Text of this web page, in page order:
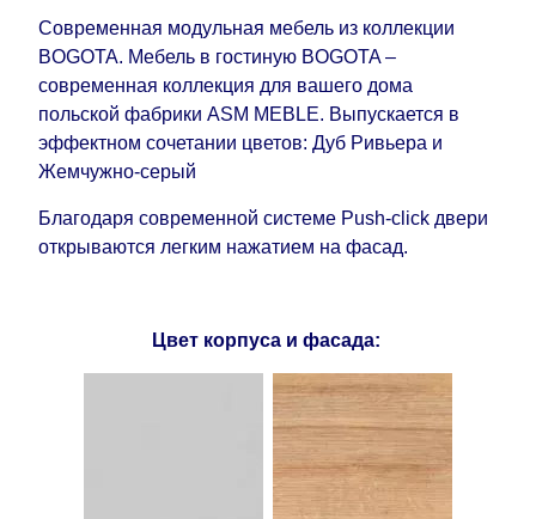
Современная модульная мебель из коллекции
BOGOTA. Мебель в гостиную BOGOTA –
современная коллекция для вашего дома
польской фабрики ASM MEBLE. Выпускается в
эффектном сочетании цветов: Дуб Ривьера и
Жемчужно-серый
Благодаря современной системе Push-click двери
открываются легким нажатием на фасад.
Цвет корпуса и фасада: